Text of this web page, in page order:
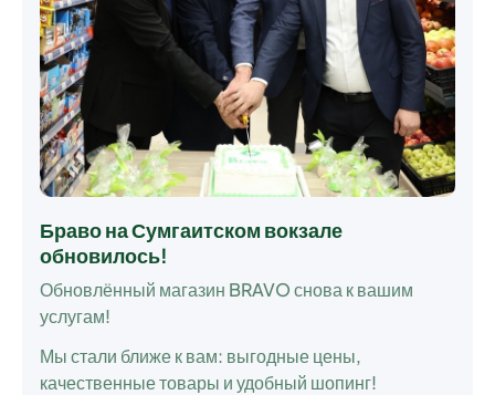
Браво на Сумгаитском вокзале
обновилось!
Обновлённый магазин BRAVO снова к вашим
услугам!
Мы стали ближе к вам: выгодные цены,
качественные товары и удобный шопинг!